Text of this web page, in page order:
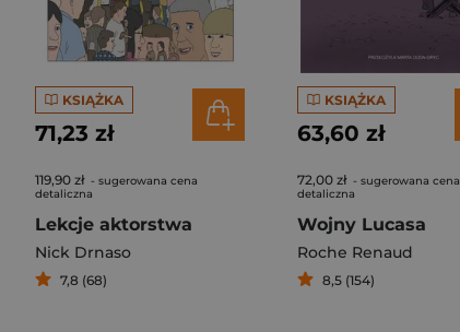
KSIĄŻKA
71,23 zł
119,90 zł - sugerowana cena
detaliczna
Lekcje aktorstwa
Nick Drnaso
7,8 (68)
KSIĄŻKA
63,60 zł
72,00 zł - sugerowana cena
detaliczna
Wojny Lucasa
Roche Renaud
8,5 (154)